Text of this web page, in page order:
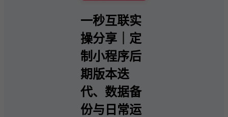
一秒互联实
操分享｜定
制小程序后
期版本迭
代、数据备
份与日常运